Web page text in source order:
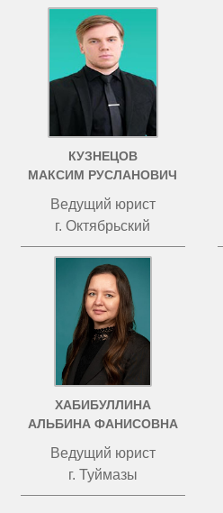
КУЗНЕЦОВ
МАКСИМ РУСЛАНОВИЧ
Ведущий юрист
г. Октябрьский
ХАБИБУЛЛИНА
АЛЬБИНА ФАНИСОВНА
Ведущий юрист
г. Туймазы